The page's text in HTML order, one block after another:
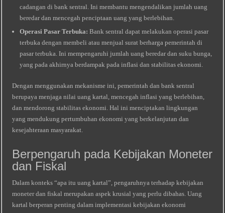
cadangan di bank sentral. Ini membantu mengendalikan jumlah uang
beredar dan mencegah penciptaan uang yang berlebihan.
Operasi Pasar Terbuka: Bank sentral dapat melakukan operasi pasar
terbuka dengan membeli atau menjual surat berharga pemerintah di
pasar terbuka. Ini mempengaruhi jumlah uang beredar dan suku bunga,
yang pada akhirnya berdampak pada inflasi dan stabilitas ekonomi.
Dengan menggunakan mekanisme ini, pemerintah dan bank sentral
berupaya menjaga nilai uang kartal, mencegah inflasi yang berlebihan,
dan mendorong stabilitas ekonomi. Hal ini menciptakan lingkungan
yang mendukung pertumbuhan ekonomi yang berkelanjutan dan
kesejahteraan masyarakat.
Berpengaruh pada Kebijakan Moneter
dan Fiskal
Dalam konteks “apa itu uang kartal”, pengaruhnya terhadap kebijakan
moneter dan fiskal merupakan aspek krusial yang perlu dibahas. Uang
kartal berperan penting dalam implementasi kebijakan ekonomi